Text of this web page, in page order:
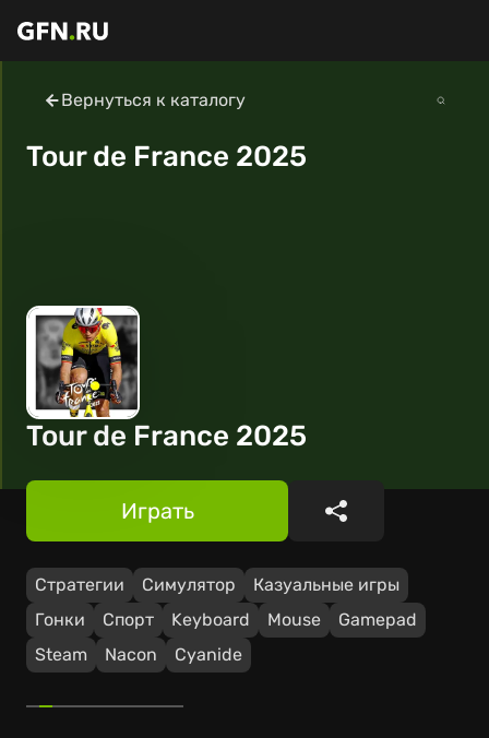
Вернуться к каталогу
Tour de France 2025
Tour de France 2025
Стратегии Симулятор
Казуальные игры
Гонки
Спорт Keyboard Mouse
Gamepad
Steam
Nacon Cyanide
Играть Поделиться